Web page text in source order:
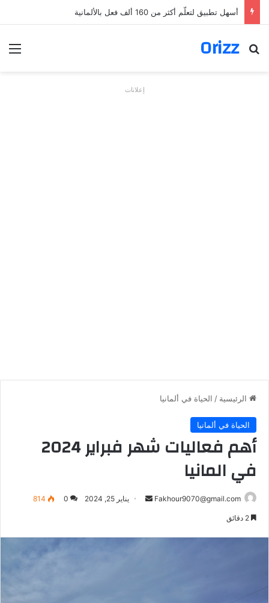
أسهل تطبيق لتعلّم أكثر من 160 ألف فعل بالألمانية
Orizz
بحث عن
إعلانات
الرئيسية / الحياة في ألمانيا
الحياة في ألمانيا
أهم فعاليات شهر فبراير 2024
في المانيا
Fakhour9070@gmail.com
أرسل يناير 25, 2024 0
814